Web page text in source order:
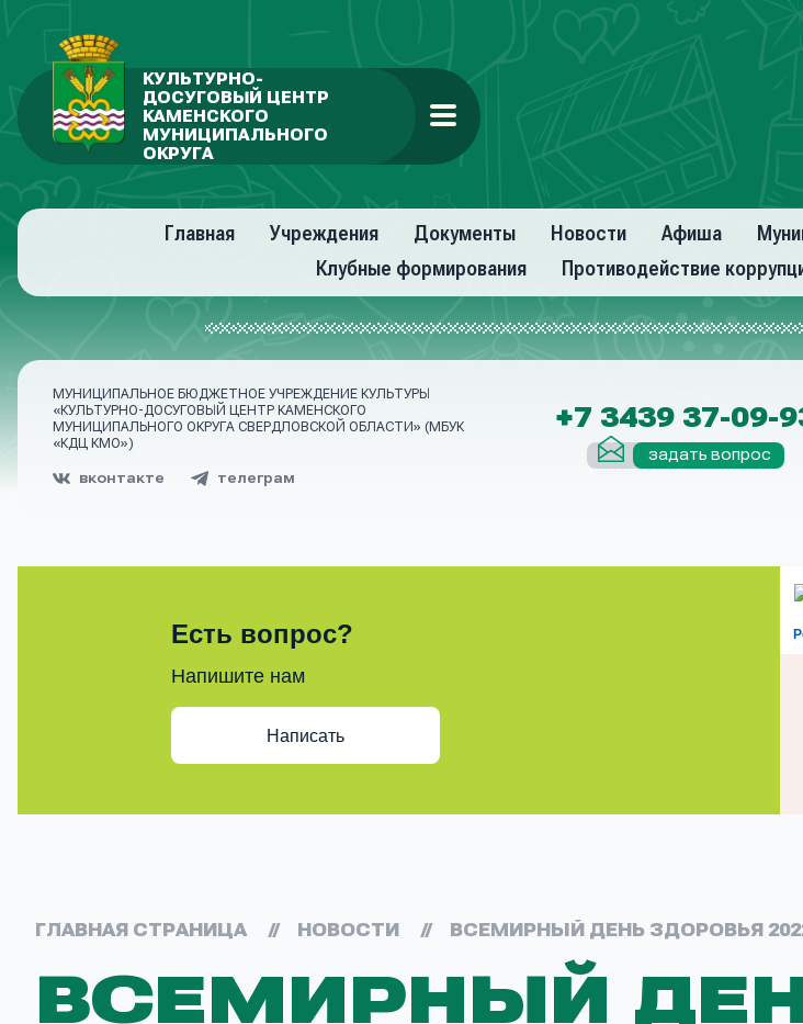
КУЛЬТУРНО-
ДОСУГОВЫЙ ЦЕНТР
КАМЕНСКОГО
МУНИЦИПАЛЬНОГО
ОКРУГА
Главная Учреждения Документы Новости Афиша
Клубные формирования
Противодействие
МУНИЦИПАЛЬНОЕ БЮДЖЕТНОЕ УЧРЕЖДЕНИЕ КУЛЬТУРЫ
«КУЛЬТУРНО-ДОСУГОВЫЙ ЦЕНТР КАМЕНСКОГО
МУНИЦИПАЛЬНОГО ОКРУГА СВЕРДЛОВСКОЙ ОБЛАСТИ» (МБУК
«КДЦ КМО»)
вконтакте телеграм
+7 3439 37-09-
задать вопрос
Есть вопрос?
Напишите нам
Написать
ГЛАВНАЯ СТРАНИЦА // НОВОСТИ // ВСЕМИРНЫЙ ДЕНЬ ЗДОРОВЬЯ
ВСЕМИРНЫЙ